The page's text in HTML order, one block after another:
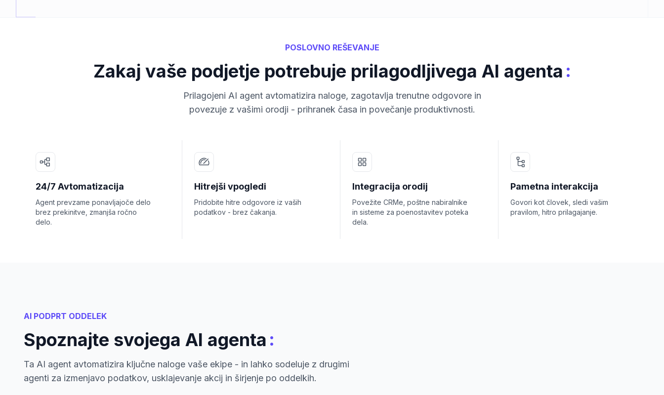
POSLOVNO REŠEVANJE
Zakaj vaše podjetje potrebuje prilagodljivega AI agenta :
Prilagojeni AI agent avtomatizira naloge, zagotavlja trenutne odgovore in
povezuje z vašimi orodji - prihranek časa in povečanje produktivnosti.
24/7 Avtomatizacija
Agent prevzame ponavljajoče delo
brez prekinitve, zmanjša ročno
delo.
Hitrejši vpogledi
Pridobite hitre odgovore iz vaših
podatkov - brez čakanja.
Integracija orodij
Povežite CRMe, poštne nabiralnike
in sisteme za poenostavitev poteka
dela.
Pametna interakcija
Govori kot človek, sledi vašim
pravilom, hitro prilagajanje.
AI PODPRT ODDELEK
Spoznajte svojega AI agenta :
Ta AI agent avtomatizira ključne naloge vaše ekipe - in lahko sodeluje z drugimi
agenti za izmenjavo podatkov, usklajevanje akcij in širjenje po oddelkih.